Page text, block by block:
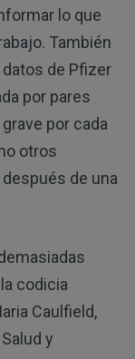
lo que
También
de Pfizer
por pares
por cada
otros
de una
codicia
Caulfield,
y